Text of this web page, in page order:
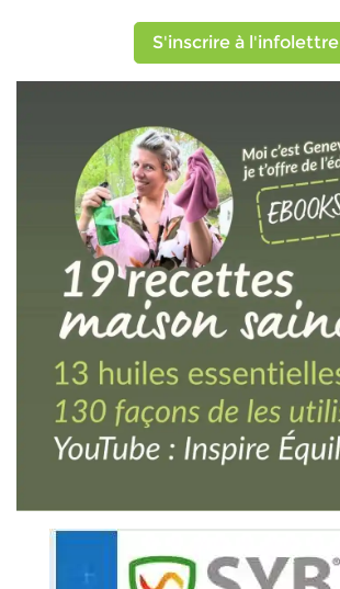
S'inscrire à l'infolettre